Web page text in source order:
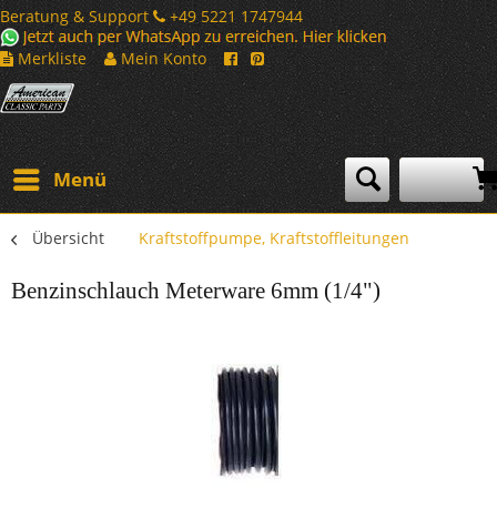
Beratung & Support
+49 5221 1747944
Merkliste
Mein Konto
Menü
Übersicht Kraftstoffpumpe, Kraftstoffleitungen
Benzinschlauch Meterware 6mm (1/4")